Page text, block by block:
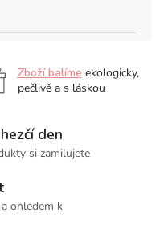
Zboží balíme ekologicky,
pečlivě a s láskou
den
si zamilujete
ohledem k